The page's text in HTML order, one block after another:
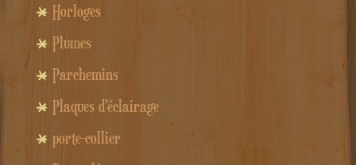
Horloges
Plumes
Parchemins
Plaques d'éclairage
porte-collier